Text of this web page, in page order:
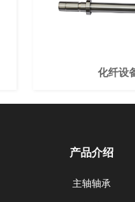
化纤设
产品介绍
主轴轴承